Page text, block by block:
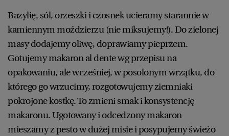
Bazylię, sól, orzeszki i czosnek ucieramy starannie w
kamiennym moździerzu (nie miksujemy!). Do zielonej
masy dodajemy oliwę, doprawiamy pieprzem.
Gotujemy makaron al dente wg przepisu na
opakowaniu, ale wcześniej, w posolonym wrzątku, do
którego go wrzucimy, rozgotowujemy ziemniaki
pokrojone kostkę. To zmieni smak i konsystencję
makaronu. Ugotowany i odcedzony makaron
mieszamy z pesto w dużej misie i posypujemy świeżo